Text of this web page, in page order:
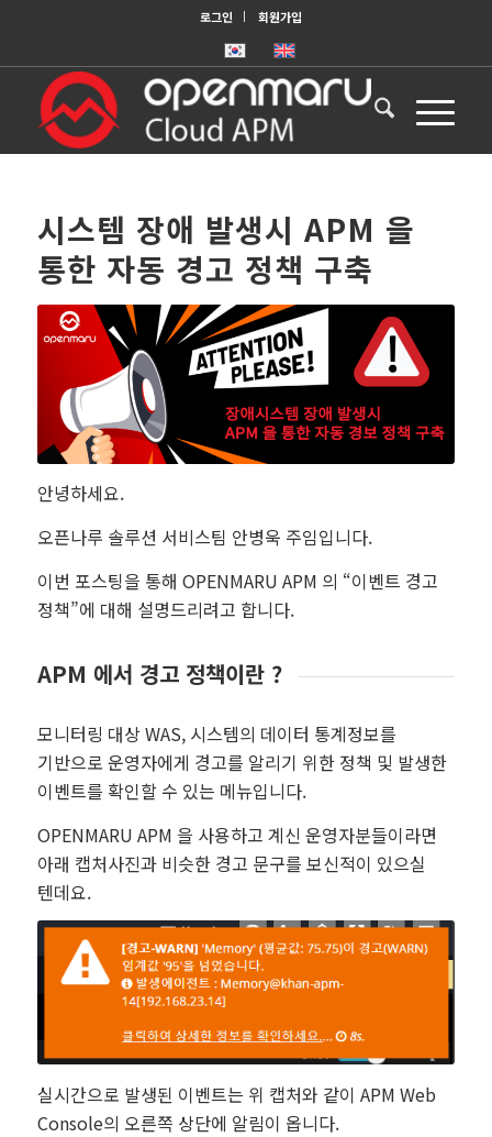
로그인 회원가입
시스템 장애 발생시 APM 을
통한 자동 경고 정책 구축
안녕하세요.
오픈나루 솔루션 서비스팀 안병욱 주임입니다.
이번 포스팅을 통해 OPENMARU APM 의 “이벤트 경고
정책”에 대해 설명드리려고 합니다.
APM 에서 경고 정책이란 ?
모니터링 대상 WAS, 시스템의 데이터 통계정보를
기반으로 운영자에게 경고를 알리기 위한 정책 및 발생한
이벤트를 확인할 수 있는 메뉴입니다.
OPENMARU APM 을 사용하고 계신 운영자분들이라면
아래 캡처사진과 비슷한 경고 문구를 보신적이 있으실
텐데요.
실시간으로 발생된 이벤트는 위 캡처와 같이 APM Web
Console의 오른쪽 상단에 알림이 옵니다.